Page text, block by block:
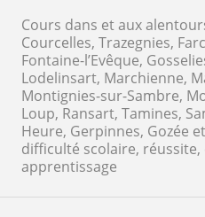
Cours dans et aux
Courcelles, Trazegnies,
Fontaine-l’Evêque,
Lodelinsart, Marchienne,
Montignies-sur-Sambre,
Loup, Ransart, Tamines,
Heure, Gerpinnes, Gozée
difficulté scolaire, réussite,
apprentissage